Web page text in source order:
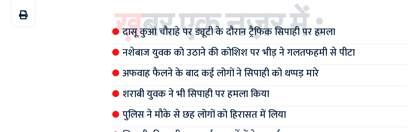
ख़बर एक नज़र में :
दासू कुआं चौराहे पर ड्यूटी के दौरान ट्रैफिक सिपाही पर हमला
नशेबाज युवक को उठाने की कोशिश पर भीड़ ने गलतफहमी से पीटा
अफवाह फैलने के बाद कई लोगों ने सिपाही को थप्पड़ मारे
शराबी युवक ने भी सिपाही पर हमला किया
पुलिस ने मौके से छह लोगों को हिरासत में लिया